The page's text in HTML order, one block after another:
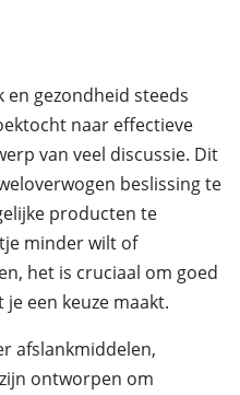
gezondheid steeds
naar effectieve
van veel discussie. Dit
beslissing te
producten te
minder wilt of
het is cruciaal om goed
een keuze maakt.
afslankmiddelen,
ontworpen om